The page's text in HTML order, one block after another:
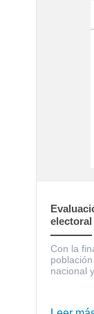
electoral
gestión
Con la
nacional y